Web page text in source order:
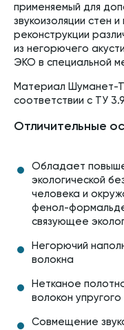
применяемый для
звукоизоляции стен
реконструкции
из негорючего
ЭКО в специальной
Материал Шуманет-
соответствии с ТУ
Отличительные
Обладает
экологической
человека и
фенол-
связующее
Негорючий
волокна
Нетканое
волокон
Совмещение